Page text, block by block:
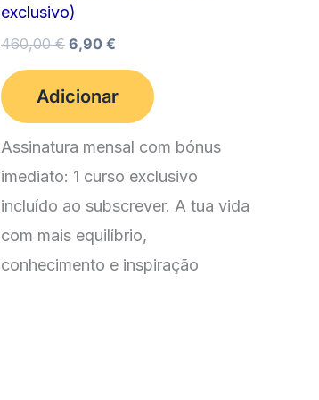
exclusivo)
460,00€ O
era:
460,00 €.
6,90 €
atual
é:
6,90 €.
Adicionar
Assinatura mensal com bónus
imediato: 1 curso exclusivo
incluído ao subscrever. A tua vida
com mais equilíbrio,
conhecimento e inspiração